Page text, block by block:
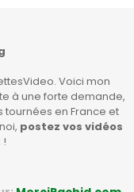
Voici mon
à une forte demande,
en France et
postez vos vidéos
!